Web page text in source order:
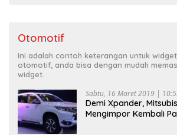
Otomotif
Ini adalah contoh keterangan untuk
otomotif, anda bisa dengan mudah
widget.
Sabtu, 16 Maret 2019 |
Demi Xpander,
Mengimpor Kembali